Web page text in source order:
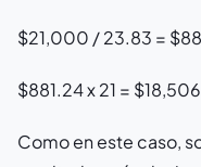
$21,000 / 23.83 =
$881.24 x 21 =
Como en este caso,